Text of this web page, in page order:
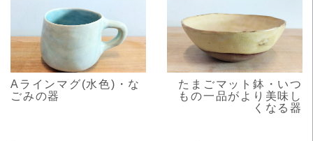
READ MORE
Aラインマグ(水色)・な
ごみの器
READ MORE
たまごマット鉢・いつ
もの一品がより美味し
くなる器